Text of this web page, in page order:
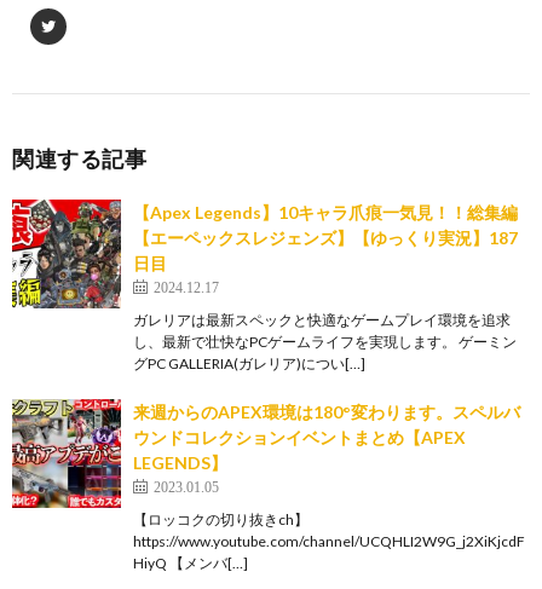
関連する記事
【Apex Legends】10キャラ爪痕一気見！！総集編
【エーペックスレジェンズ】【ゆっくり実況】187
日目
2024.12.17
ガレリアは最新スペックと快適なゲームプレイ環境を追求
し、最新で壮快なPCゲームライフを実現します。 ゲーミン
グPC GALLERIA(ガレリア)につい[…]
来週からのAPEX環境は180°変わります。スペルバ
ウンドコレクションイベントまとめ【APEX
LEGENDS】
2023.01.05
【ロッコクの切り抜きch】
https://www.youtube.com/channel/UCQHLI2W9G_j2XiKjcdF
HiyQ 【メンバ[…]